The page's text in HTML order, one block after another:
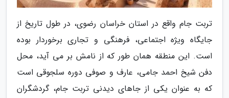
تربت جام واقع در استان خراسان رضوی، در طول تاریخ از
جایگاه ویژه اجتماعی، فرهنگی و تجاری برخوردار بوده
است. این منطقه همان طور که از نامش بر می آید، محل
دفن شیخ احمد جامی، عارف و صوفی دوره سلجوقی است
که به عنوان یکی از جاهای دیدنی تربت جام، گردشگران